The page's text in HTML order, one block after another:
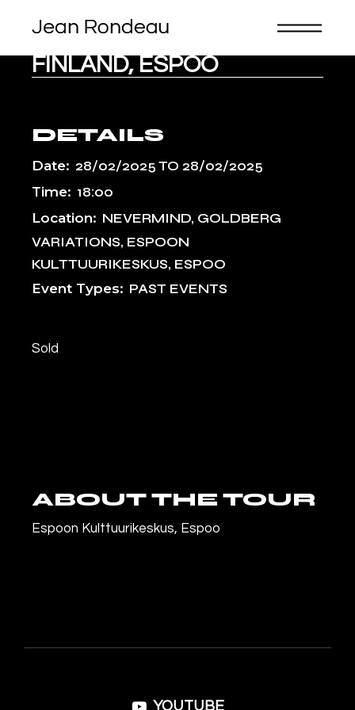
FINLAND, ESPOO
DETAILS
Date: 28/02/2025TO28/02/2025
Time: 18:00
Location: NEVERMIND, GOLDBERG
VARIATIONS, ESPOON
KULTTUURIKESKUS, ESPOO
Event Types: PAST EVENTS
Sold
ABOUT THE TOUR
Espoon Kulttuurikeskus, Espoo
YOUTUBE